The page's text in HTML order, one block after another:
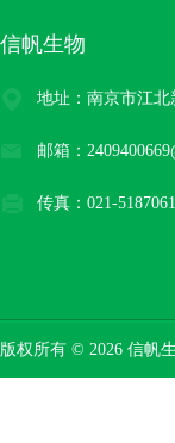
信帆生物
地址：南京市江北
邮箱：
传真：021-
版权所有 © 2026 信帆